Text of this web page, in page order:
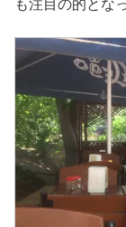
も注目の的とな